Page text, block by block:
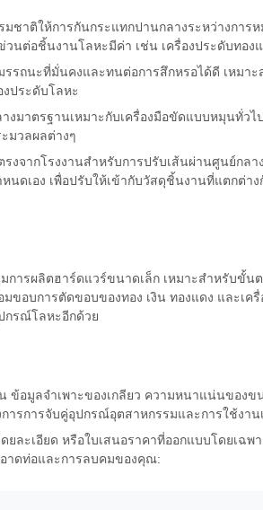
มชาติให้การกันกระแทกปานกลางระหว่างการห
นต่อชิ้นงานโลหะมีค่า เช่น เครื่องประดับทองแ
รถนะที่มั่นคงและทนต่อการสึกหรอได้ดี เหมา
ประดับโลหะ
างมาตรฐานเหมาะกับเครื่องมือขัดแบบหมุนทั่วไ
มวลผลต่างๆ
งจากโรงงานสำหรับการปรับเส้นผ่านศูนย์กล
ดเอง เพื่อปรับให้เข้ากับวัสดุชิ้นงานที่แตกต่า
ารผลิตฮาร์ดแวร์ขนาดเล็ก เหมาะสำหรับขั้น
ขอบการตัดขอบของทอง เงิน ทองแดง และเค
กรณ์โลหะอีกด้วย
ข้อมูลจำเพาะของเกลียว ความหนาแน่นของ
ารการจับคู่อุปกรณ์อุตสาหกรรมและการใช้งาน
ะเอียด หรือใบเสนอราคาที่ออกแบบโดยเฉพ
าดท่อและการลบคมของคุณ: